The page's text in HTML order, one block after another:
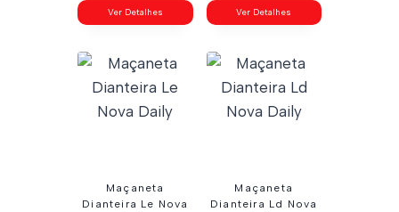
Ver Detalhes Ver Detalhes
Maçaneta
Dianteira Le Nova
Maçaneta
Dianteira Ld Nova